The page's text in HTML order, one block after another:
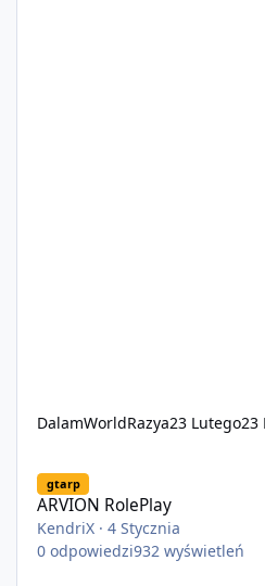
DalamWorldRazya23 Lutego23
gtarp
ARVION RolePlay
KendriX ·4 Stycznia
0 odpowiedzi932 wyświetleń